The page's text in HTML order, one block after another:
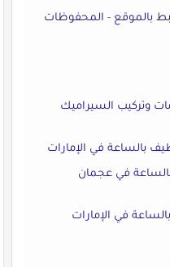
بالموقع-المحفوظات
وتركيب السيراميك
بالساعة في الإمارات
في عجمان
في الإمارات